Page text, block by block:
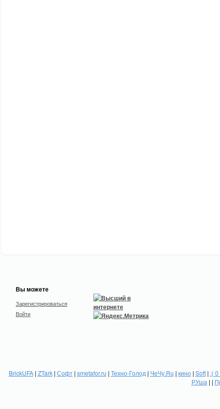
Вы можете
Зарегистрироваться
Войти
BrickUFA| ZTark| Софт| smetafor.ru | Техно-Голод | ЧеЧу.Ru | кино| Soft| :(
РУша | |